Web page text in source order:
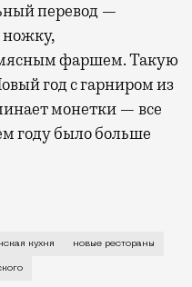
перевод —
ножку,
фаршем. Такую
год с гарниром из
монетки — все
году было больше
и кафе при ней
кухня новые рестораны